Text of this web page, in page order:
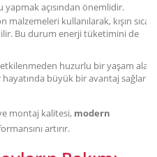
açısından önemlidir.
malzemeleri kullanılarak, kışın sıcak,
Bu durum enerji tüketimini de
huzurlu bir yaşam alanı
büyük bir avantaj sağlar.
montaj kalitesi, modern
artırır.